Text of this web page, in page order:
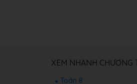
XEM NHANH CHƯƠNG
Toán 8